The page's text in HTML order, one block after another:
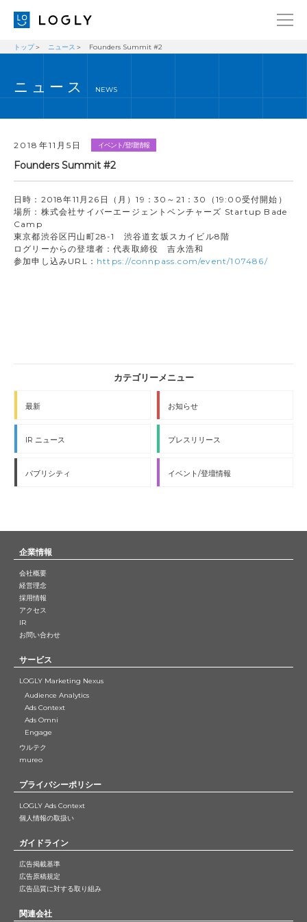
経営理念
ブログ
事業内容
採用情報
IR
トップ ニュース Founders Summit #2
ニュース NEWS
2018年11月5日 イベント/登壇情報
Founders Summit #2
日時：2018年11月26日（月）19：30～21：30（19:00受付開始）
場所：株式会社サイバーエージェントベンチャーズ Startup Bade
Camp
東京都渋谷区円山町28-1 渋谷道玄坂スカイビル8階
ログリーからの登壇者：代表取締役 吉永浩和
参加申し込みURL： https://connpass.com/event/107486/
最新 お知らせ
IR ニュース プレスリリース
パブリシティ イベント/登壇情報
企業情報
会社概要
経営理念
採用情報
アクセス
IR
お問い合わせ
サービス
LOGLY Marketing Nexus
Audience Analytics
Ads Context
Ads Omni
Engage
ウルテク
mureo
プライバシーポリシー
LOGLY Ads Context
個人情報の取扱い
ガイドライン
広告掲載基準
広告原稿規定
広告品質に対する取り組み
関連会社